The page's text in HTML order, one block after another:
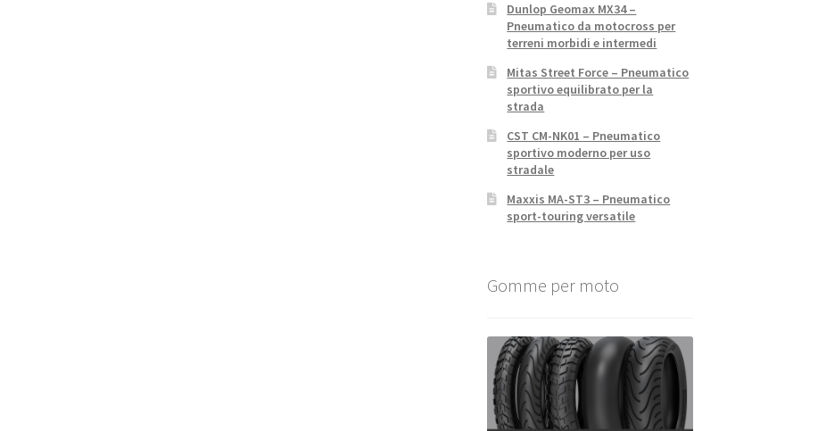
Dunlop Geomax MX34 –
Pneumatico da motocross per
terreni morbidi e intermedi
Mitas Street Force – Pneumatico
sportivo equilibrato per la
strada
CST CM-NK01 – Pneumatico
sportivo moderno per uso
stradale
Maxxis MA-ST3 – Pneumatico
sport-touring versatile
Gomme per moto